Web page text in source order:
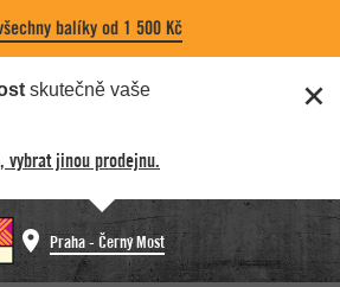
balíky od 1 500 Kč
skutečně vaše
vybrat jinou prodejnu.
Praha - Černý Most